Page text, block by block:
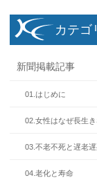
カテゴ
新聞掲載記事
01.はじめに
02.女性はなぜ長生
03.不老不死と遅老
04.老化と寿命